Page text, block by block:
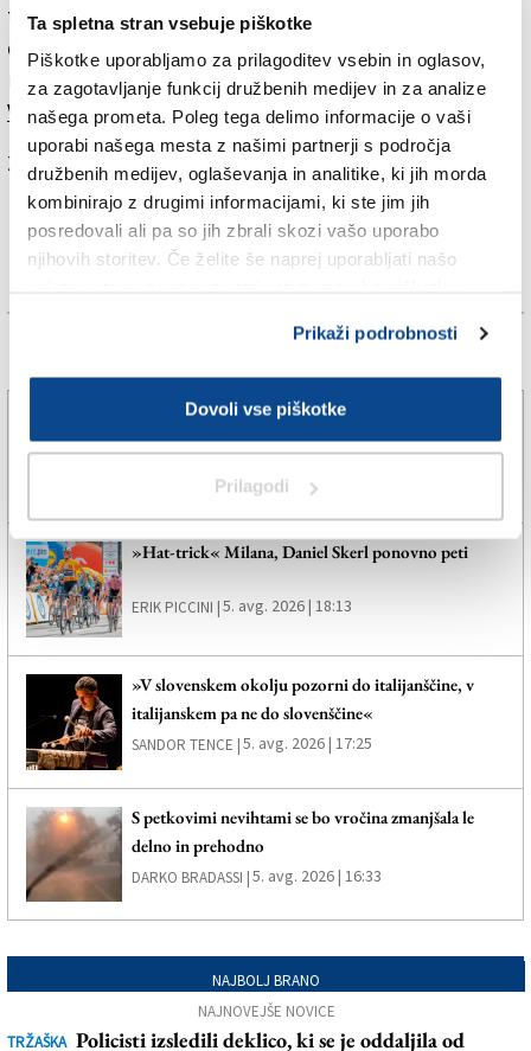
Ta spletna stran vsebuje piškotke
Piškotke uporabljamo za prilagoditev vsebin in oglasov,
za zagotavljanje funkcij družbenih medijev in za analize
našega prometa. Poleg tega delimo informacije o vaši
uporabi našega mesta z našimi partnerji s področja
družbenih medijev, oglaševanja in analitike, ki jih morda
kombinirajo z drugimi informacijami, ki ste jim jih
posredovali ali pa so jih zbrali skozi vašo uporabo
njihovih storitev. Če želite še naprej uporabljati našo
Prikaži podrobnosti
Dovoli vse piškotke
Prilagodi
tudi priznanje občine Sežana leta 2016 za pomembno
delo, s katerim skrbi za ohranjanje kulturne dediščine
na obeh straneh meje.
Več v današnjem (sobotnem) Primorskem dnevniku.
Za branje in pisanje komentarjev je potrebna prijava
Več novic
Vseh 240 zaposlenih se bo v tovarno vrnilo
prihodnje leto
JADRAN VECCHIET | 5. avg. 2026 | 19:03
»Hat-trick« Milana, Daniel Skerl ponovno peti
ERIK PICCINI |5. avg. 2026 | 18:13
»V slovenskem okolju pozorni do italijanščine, v
italijanskem pa ne do slovenščine«
SANDOR TENCE |5. avg. 2026 | 17:25
S petkovimi nevihtami se bo vročina zmanjšala le
delno in prehodno
DARKO BRADASSI |5. avg. 2026 | 16:33
NAJBOLJ BRANO
NAJNOVEJŠE NOVICE
TRŽAŠKA Policisti izsledili deklico, ki se je oddaljila od